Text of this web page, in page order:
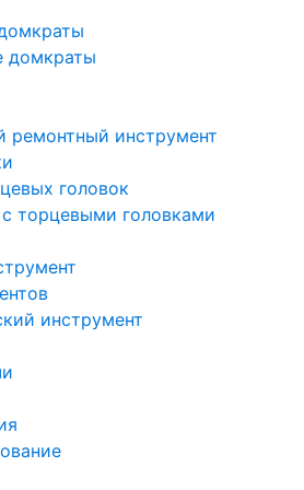
домкраты
ремонтный инструмент
головок
торцевыми головками
инструмент